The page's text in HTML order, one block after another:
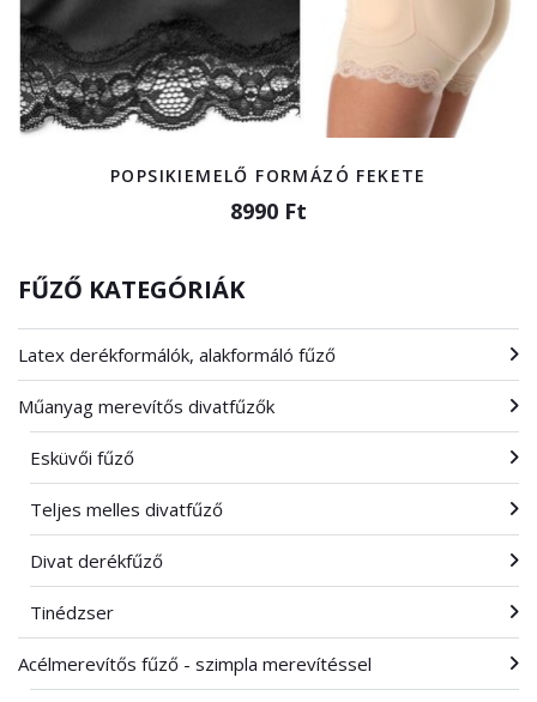
FŰZŐ KATEGÓRIÁK
Latex derékformálók, alakformáló fűző
Műanyag merevítős divatfűzők
Esküvői fűző
Teljes melles divatfűző
Divat derékfűző
Tinédzser
Acélmerevítős fűző - szimpla merevítéssel
POPSIKIEMELŐ FORMÁZÓ FEKETE
8990 Ft